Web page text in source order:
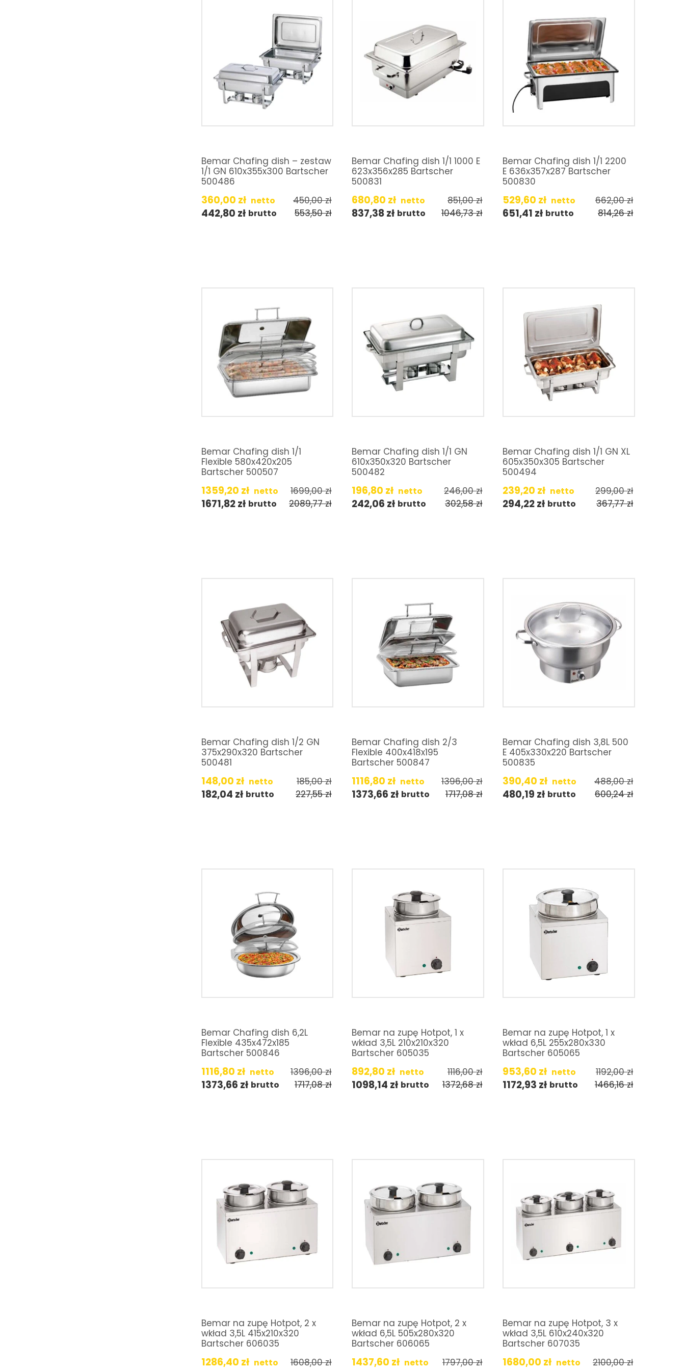
Bemar Chafing dish – zestaw
1/1 GN 610x355x300 Bartscher
500486
360,00 zł netto 450,00zł
442,80 zł brutto 553,50zł
Bemar Chafing dish 1/1 1000 E
623x356x285 Bartscher
500831
680,80 zł netto 851,00zł
837,38zł brutto 1046,73zł
Bemar Chafing dish 1/1 2200
E 636x357x287 Bartscher
500830
529,60 zł netto 662,00zł
651,41 zł brutto 814,26zł
Bemar Chafing dish 1/1
Flexible 580x420x205
Bartscher 500507
1359,20 zł netto 1699,00zł
1671,82zł brutto 2089,77zł
Bemar Chafing dish 1/1 GN
610x350x320 Bartscher
500482
196,80 zł netto 246,00zł
242,06 zł brutto 302,58zł
Bemar Chafing dish 1/1 GN XL
605x350x305 Bartscher
500494
239,20 zł netto 299,00zł
294,22zł brutto 367,77zł
Bemar Chafing dish 1/2 GN
375x290x320 Bartscher
500481
148,00 zł netto 185,00zł
182,04 zł brutto 227,55zł
Bemar Chafing dish 2/3
Flexible 400x418x195
Bartscher 500847
1116,80 zł netto 1396,00zł
1373,66 zł brutto 1717,08zł
Bemar Chafing dish 3,8L 500
E 405x330x220 Bartscher
500835
390,40 zł netto 488,00zł
480,19 zł brutto 600,24zł
Bemar Chafing dish 6,2L
Flexible 435x472x185
Bartscher 500846
1116,80 zł netto 1396,00zł
1373,66 zł brutto 1717,08zł
Bemar na zupę Hotpot, 1 x
wkład 3,5L 210x210x320
Bartscher 605035
892,80 zł netto 1116,00zł
1098,14 zł brutto 1372,68zł
Bemar na zupę Hotpot, 1 x
wkład 6,5L 255x280x330
Bartscher 605065
953,60 zł netto 1192,00zł
1172,93 zł brutto 1466,16zł
Bemar na zupę Hotpot, 2 x
wkład 3,5L 415x210x320
Bartscher 606035
1286,40 zł netto 1608,00zł
Bemar na zupę Hotpot, 2 x
wkład 6,5L 505x280x320
Bartscher 606065
1437,60 zł netto 1797,00zł
Bemar na zupę Hotpot, 3 x
wkład 3,5L 610x240x320
Bartscher 607035
1680,00 zł netto 2100,00zł